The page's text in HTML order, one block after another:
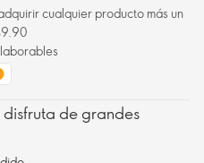
cualquier producto más un
de grandes